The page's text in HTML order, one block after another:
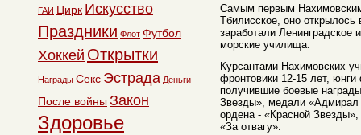
Самым первым
Тбилисское, оно открылось
заработали Ленинградское
морские училища.
Курсантами Нахимовских
фронтовики 12-15 лет,
получившие боевые
Звезды», медали
ордена - «Красной
«За отвагу».
ГАИ Цирк Искусство
Праздники Флот Футбол
Хоккей Открытки
Награды Секс Эстрада Деньги
После войны Закон
Здоровье